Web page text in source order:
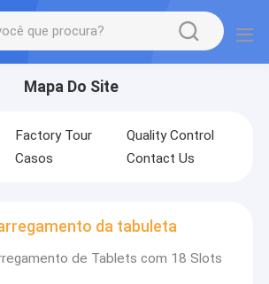
Mapa Do Site
Factory Tour
Quality Control
Casos Contact Us
da tabuleta
de Tablets com 18 Slots